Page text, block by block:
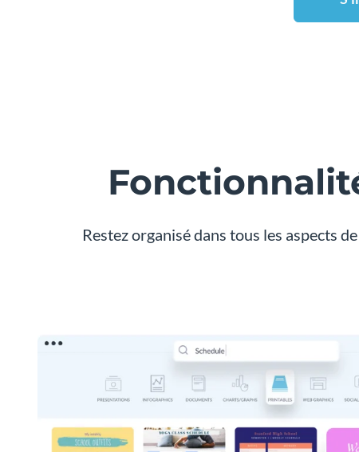
Restez organisé dans tous les aspects